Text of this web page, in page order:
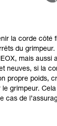
la corde côté
du grimpeur.
mais aussi
neuves, si la
propre poids,
grimpeur.
cas de